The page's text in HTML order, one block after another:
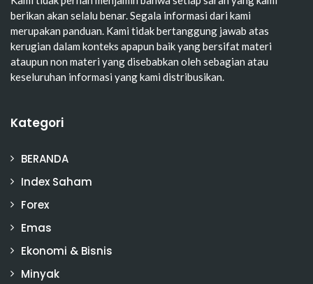
berikan akan selalu benar. Segala informasi dari kami
merupakan panduan. Kami tidak bertanggung jawab atas
kerugian dalam konteks apapun baik yang bersifat materi
ataupun non materi yang disebabkan oleh sebagian atau
keseluruhan informasi yang kami distribusikan.
Kategori
BERANDA
Index Saham
Forex
Emas
Ekonomi & Bisnis
Minyak